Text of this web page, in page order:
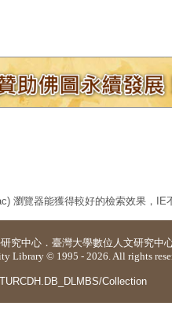
瀏覽器能獲得較好的檢索效果，IE
究中心 ． 臺灣大學數位人文研究中
Library © 1995 - 2026. All rights
Collection